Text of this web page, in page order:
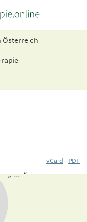
Österreich
vCard
PDF
„ ... “